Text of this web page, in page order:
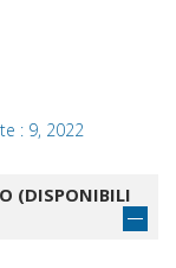
: 9, 2022
(DISPONIBILI